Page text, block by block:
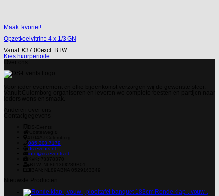
Maak favoriet!
Opzetkoelvitrine 4 x 1/3 GN
Vanaf: €37.00excl. BTW
Kies huurperiode
085 303 7179
ds-events.nl
info@ds-events.nl
Ronde klap-, vouw-,